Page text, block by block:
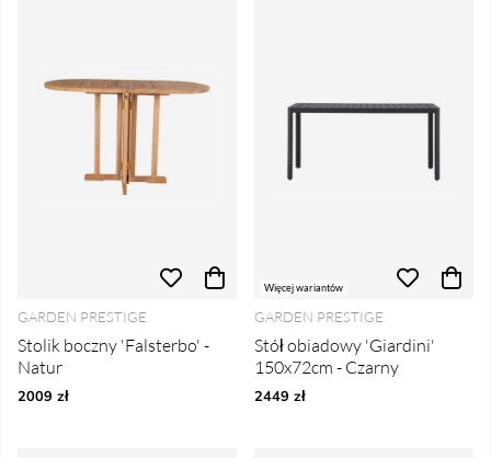
GARDEN PRESTIGE
Stolik boczny 'Falsterbo' -
Natur
2009 zł
Więcej wariantów
GARDEN PRESTIGE
Stół obiadowy 'Giardini'
150x72cm - Czarny
2449 zł